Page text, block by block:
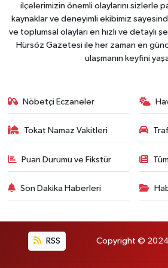
ilçelerimizin önemli olaylarını sizlerle
kaynaklar ve deneyimli ekibimiz
ve toplumsal olayları en hızlı ve detaylı
Hürsöz Gazetesi ile her zaman en
ulaşmanın keyfini
Nöbetçi Eczaneler
Tokat Namaz Vakitleri
Puan Durumu ve Fikstür
Son Dakika Haberleri
RSS Copyright © 2024.